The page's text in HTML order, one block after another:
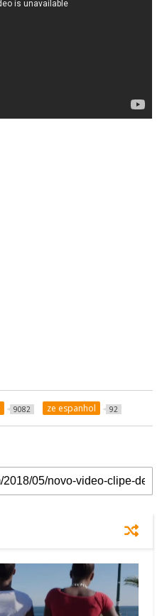
9082 ze espanhol 92